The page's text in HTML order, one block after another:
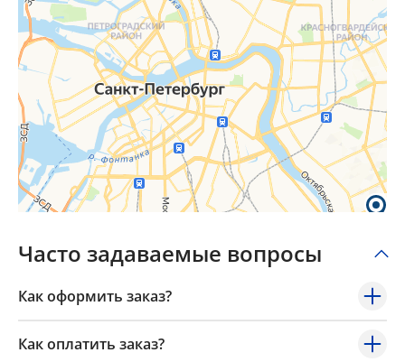
Часто задаваемые вопросы
Как оформить заказ?
Как оплатить заказ?